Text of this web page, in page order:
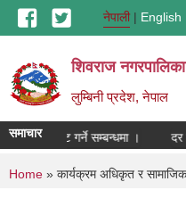
Skip to main contentनेपाली English
शिवराज
लुम्बिनी प्रदेश, नेपाल
समाचार
लागि दररेट गर्ने सम्बन्धमा । दर
You are here
Home » कार्यक्रम अधिकृत र